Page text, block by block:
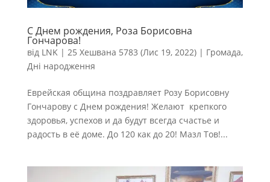
С Днем рождения, Роза Борисовна
Гончарова!
від LNK| 25 Хешвана 5783 (Лис 19, 2022)| Громада,
Дні народження
Еврейская община поздравляет Розу Борисовну
Гончарову с Днем рождения! Желают крепкого
здоровья, успехов и да будут всегда счастье и
радость в её доме. До 120 как до 20! Мазл Тов!...